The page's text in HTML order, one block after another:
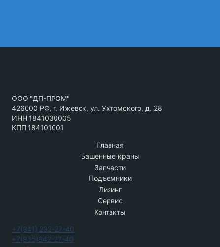
ООО "ДП-ПРОМ"
426000 РФ, г. Ижевск, ул. Ухтомского, д. 28
ИНН 1841030005
КПП 184101001
Главная
Башенные краны
Запчасти
Подъемники
Лизинг
Сервис
Контакты
+7(341) 232-27-40
+7(965)842-27-40